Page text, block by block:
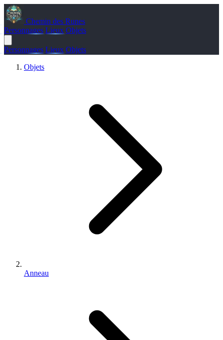
Chemin des Runes
Personnages Lieux Objets
Personnages Lieux Objets
Objets
Anneau